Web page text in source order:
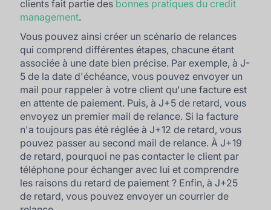
clients fait partie des bonnes pratiques du credit
management.
Vous pouvez ainsi créer un scénario de relances
qui comprend différentes étapes, chacune étant
associée à une date bien précise. Par exemple, à J-
5 de la date d'échéance, vous pouvez envoyer un
mail pour rappeler à votre client qu'une facture est
en attente de paiement. Puis, à J+5 de retard, vous
envoyez un premier mail de relance. Si la facture
n'a toujours pas été réglée à J+12 de retard, vous
pouvez passer au second mail de relance. À J+19
de retard, pourquoi ne pas contacter le client par
téléphone pour échanger avec lui et comprendre
les raisons du retard de paiement ? Enfin, à J+25
de retard, vous pouvez envoyer un courrier de